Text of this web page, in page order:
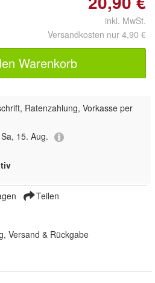
inkl. MwSt.
Versandkosten nur 4,90 €
Warenkorb
Ratenzahlung, Vorkasse per
15. Aug.
Teilen
Versand & Rückgabe